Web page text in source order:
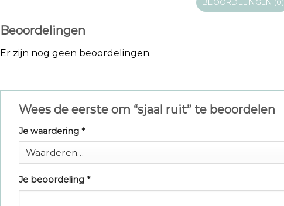
BEOORDELINGEN (0)
Beoordelingen
Er zijn nog geen beoordelingen.
Wees de eerste om “sjaal ruit” te beoordelen
Je waardering *
Je beoordeling *